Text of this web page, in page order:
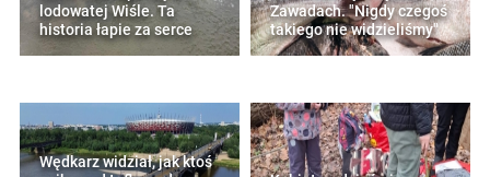
lodowatej Wiśle. Ta
historia łapie za serce
Zawadach. "Nigdy czegoś
takiego nie widzieliśmy"
Wędkarz widział, jak ktoś